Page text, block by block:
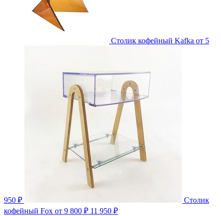
Столик кофейный Kafka от 5
950 ₽
Столик
кофейный Fox от 9 800 ₽ 11 950 ₽